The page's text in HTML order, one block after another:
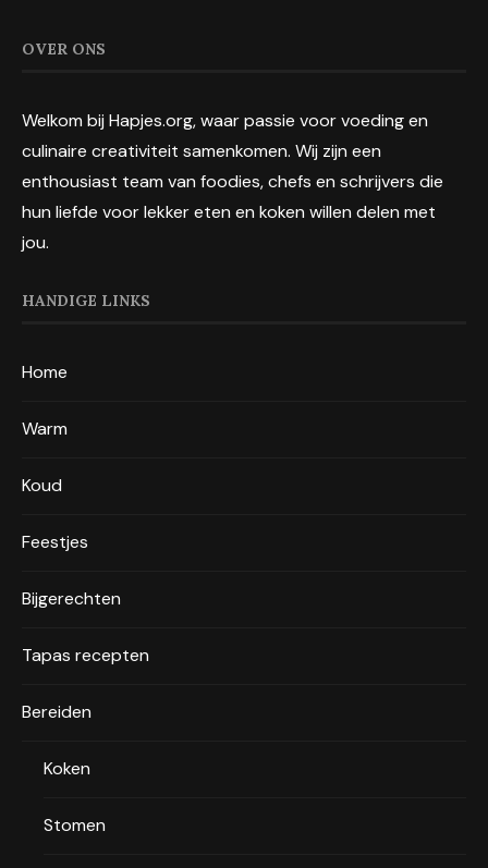
OVER ONS
Welkom bij Hapjes.org, waar passie voor voeding en
culinaire creativiteit samenkomen. Wij zijn een
enthousiast team van foodies, chefs en schrijvers die
hun liefde voor lekker eten en koken willen delen met
jou.
HANDIGE LINKS
Home
Warm
Koud
Feestjes
Bijgerechten
Tapas recepten
Bereiden
Koken
Stomen